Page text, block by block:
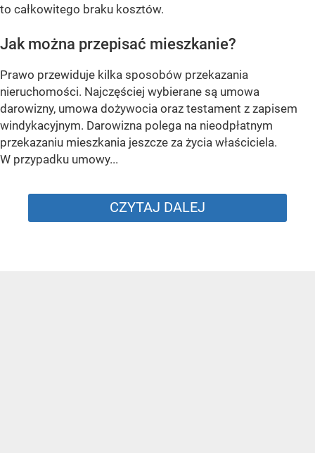
to całkowitego braku kosztów.
Jak można przepisać mieszkanie?
Prawo przewiduje kilka sposobów przekazania
nieruchomości. Najczęściej wybierane są umowa
darowizny, umowa dożywocia oraz testament z zapisem
windykacyjnym. Darowizna polega na nieodpłatnym
przekazaniu mieszkania jeszcze za życia właściciela.
W przypadku umowy...
CZYTAJ DALEJ